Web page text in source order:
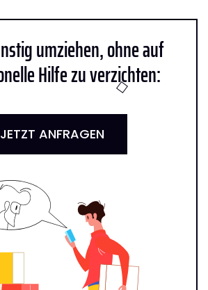
umziehen, ohne auf
Hilfe zu verzichten:
JETZT ANFRAGEN